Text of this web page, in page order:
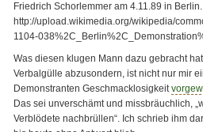
Friedrich Schorlemmer am 4.11.89 in
http://upload.wikimedia.org/wikipedia/
1104-
Was diesen klugen Mann dazu gebracht
Verbalgülle abzusondern, ist nicht nur mir
Demonstranten Geschmacklosigkeit
Das sei unverschämt und missbräuchlich,
Verblödete nachbrüllen“. Ich schrieb ihm